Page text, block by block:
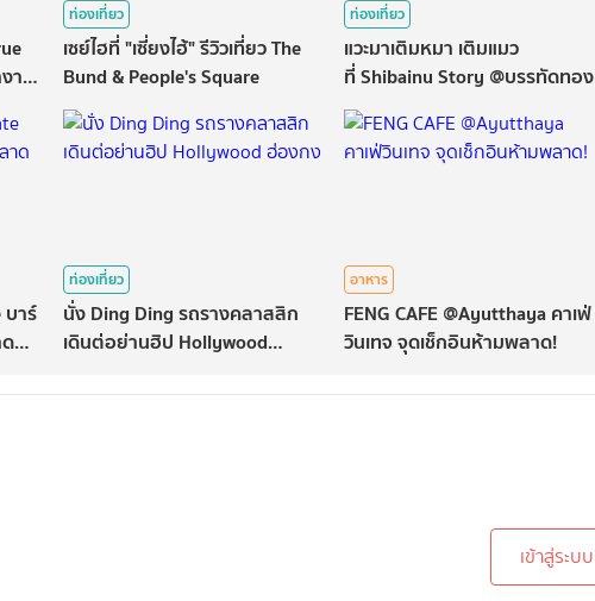
าน
ท่องเที่ยว
เซย์ไฮที่ "เซี่ยงไฮ้" รีวิวเที่ยว The
Bund & People's Square
ท่องเที่ยว
แวะมาเติมหมา เติมแมว
ที่ Shibainu Story @บรรทัดทอง
บาร์
ท่องเที่ยว
นั่ง Ding Ding รถรางคลาสสิก
เดินต่อย่านฮิป Hollywood
อาหาร
FENG CAFE @Ayutthaya คาเฟ่
วินเทจ จุดเช็กอินห้ามพลาด!
เข้าสู่ระบบ